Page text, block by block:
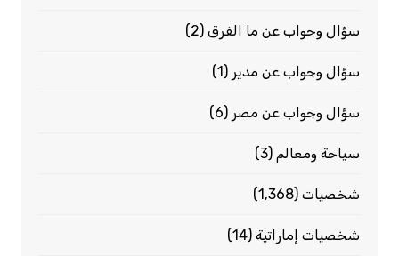
سؤال وجواب عن ما الفرق(2)
سؤال وجواب عن مدير (1)
سؤال وجواب عن مصر (6)
سياحة ومعالم (3)
شخصيات(1٬368)
شخصيات إماراتية(14)